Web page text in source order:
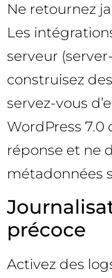
Ne retournez
Les
serveur
construisez
servez-vous
WordPress 7.0
réponse et ne
métadonnées
précoce
Activez des